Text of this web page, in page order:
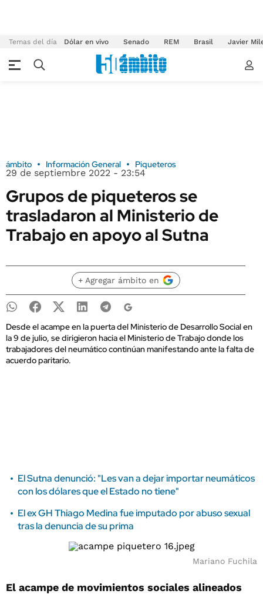
Temas del día Dólar en vivo Senado REM Brasil Javier
ámbito Información General Piqueteros
29 de septiembre 2022 - 23:54
Grupos de piqueteros se
trasladaron al Ministerio de
Trabajo en apoyo al Sutna
+ Agregar ámbito en
Desde el acampe en la puerta del Ministerio de Desarrollo Social en
la 9 de julio, se dirigieron hacia el Ministerio de Trabajo donde los
trabajadores del neumático continúan manifestando ante la falta de
acuerdo paritario.
El Sutna denunció: "Les van a dejar importar neumáticos
con los dólares que el Estado no tiene"
El ex GH Thiago Medina fue imputado por abuso sexual
tras la denuncia de su prima
Mariano Fuchila
El acampe de movimientos sociales alineados